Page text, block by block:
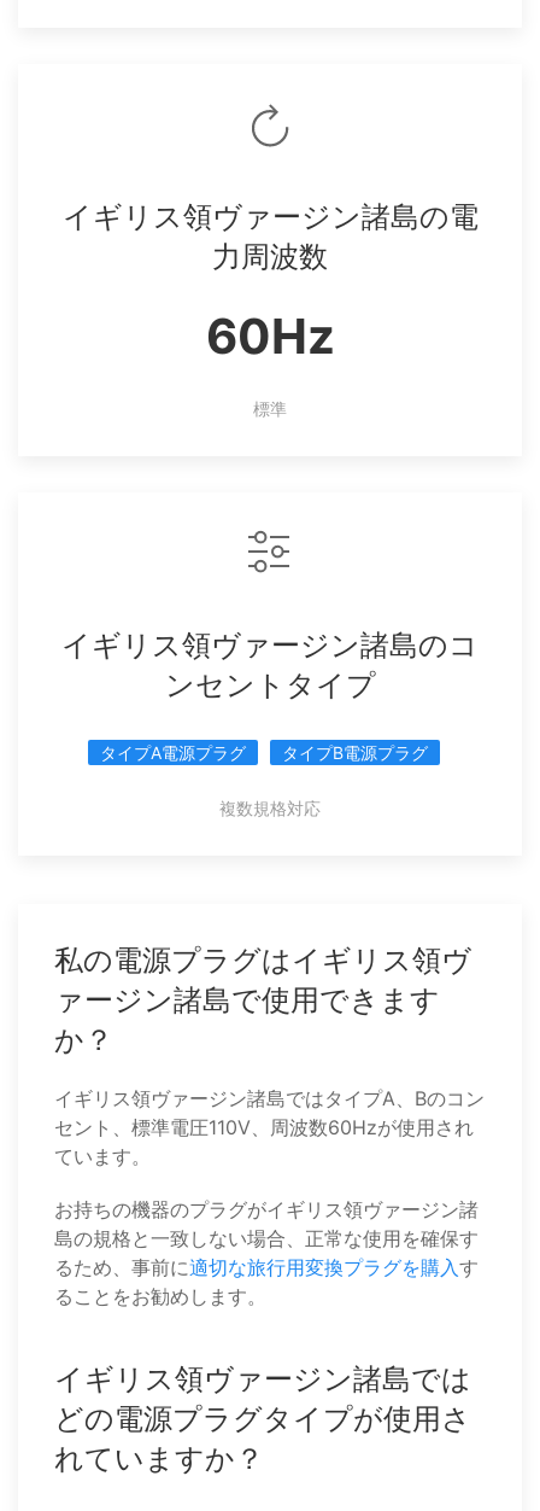
イギリス領ヴァージン諸島の電
力周波数
60Hz
標準
イギリス領ヴァージン諸島のコ
ンセントタイプ
タイプA電源プラグ タイプB電源プラグ
複数規格対応
私の電源プラグはイギリス領ヴ
ァージン諸島で使用できます
か？
イギリス領ヴァージン諸島ではタイプA、Bのコン
セント、標準電圧110V、周波数60Hzが使用され
ています。
お持ちの機器のプラグがイギリス領ヴァージン諸
島の規格と一致しない場合、正常な使用を確保す
るため、事前に適切な旅行用変換プラグを購入す
ることをお勧めします。
イギリス領ヴァージン諸島では
どの電源プラグタイプが使用さ
れていますか？